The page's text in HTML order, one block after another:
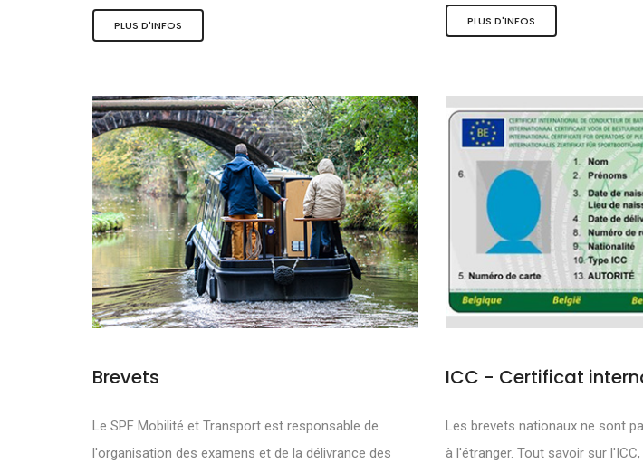
Les activités et
Le tourisme de qualité
La mobilité douce
PLUS D'INFOS PLUS D'INFOS
Brevets
Le SPF Mobilité et Transport est responsable de
l'organisation des examens et de la délivrance des
ICC - Certificat
Les brevets nationaux ne sont
à l'étranger. Tout savoir sur